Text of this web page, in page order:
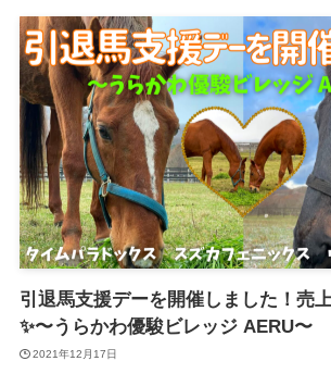
引退馬支援デーを開催しました！売
✨〜うらかわ優駿ビレッジ AERU〜
2021年12月17日